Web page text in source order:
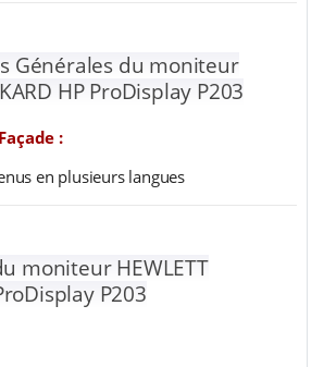
Générales du moniteur
HP ProDisplay P203
:
en plusieurs langues
moniteur HEWLETT
P203